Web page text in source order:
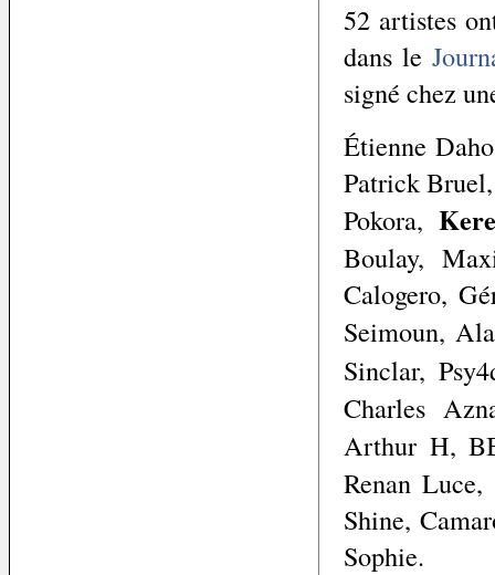
52 artistes
dans le
signé chez
Étienne
Patrick
Pokora,
Boulay,
Calogero,
Seimoun,
Sinclar,
Charles
Arthur H,
Renan
Shine,
Sophie.